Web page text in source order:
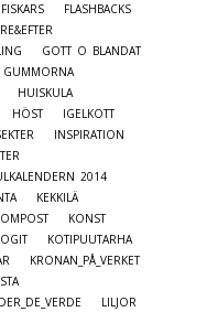
FISKARS
FLASHBACKS
GOTT O BLANDAT
GUMMORNA
HUISKULA
HÖST
IGELKOTT
INSPIRATION
2014
KEKKILÄ
KONST
KOTIPUUTARHA
KRONAN_PÅ_VERKET
LILJOR